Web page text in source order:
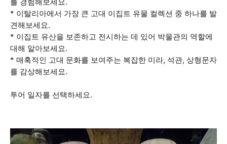
* 이탈리아에서 가장 큰 고대 이집트 유물 컬렉션 중 하나를 발
견해보세요.
* 이집트 유산을 보존하고 전시하는 데 있어 박물관의 역할에
대해 알아보세요.
* 매혹적인 고대 문화를 보여주는 복잡한 미라, 석관, 상형문자
를 감상해보세요.
투어 일자를 선택하세요.